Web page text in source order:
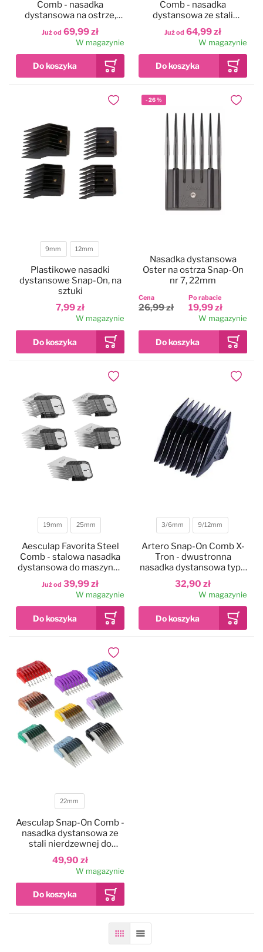
Już od 69,99 zł
Comb - nasadka
dystansowa na ostrze,
system snap-on
W magazynie
Już od 64,99 zł
Comb - nasadka
dystansowa ze stali
nierdzewnej do szerokich
ostrzy Snap-on
W magazynie
Długość
9mm 12mm
7,99 zł
Plastikowe nasadki
dystansowe Snap-On, na
sztuki
W magazynie
Dodaj do ulubionych
-26%
Po rabacie
19,99 zł
Cena
26,99 zł
Nasadka dystansowa
Oster na ostrza Snap-On
nr 7, 22mm
W magazynie
Dodaj
Długość
19mm 25mm
Już od 39,99 zł
Aesculap Favorita Steel
Comb - stalowa nasadka
dystansowa do maszynek
Favorita
W magazynie
Dodaj do ulubionych
Długość
3/6mm 9/12mm
32,90 zł
Artero Snap-On Comb X-
Tron - dwustronna
nasadka dystansowa typu
Snap-On do maszynek
Artero
W magazynie
Dodaj
Długość
22mm
49,90 zł
Aesculap Snap-On Comb -
nasadka dystansowa ze
stali nierdzewnej do
ostrzy Snap-On
W magazynie
Dodaj do ulubionych
SiatkaLista